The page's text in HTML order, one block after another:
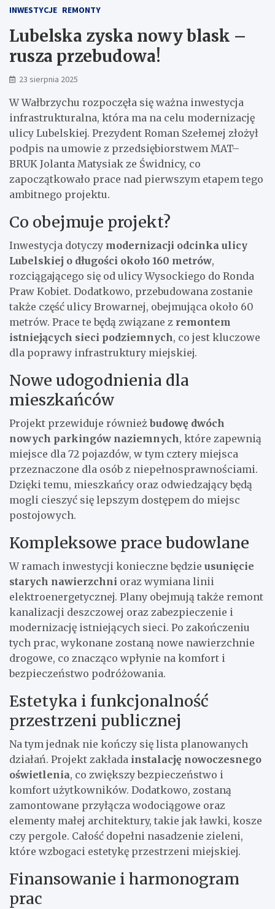
INWESTYCJE REMONTY
Lubelska zyska nowy blask –
rusza przebudowa!
23 sierpnia 2025
W Wałbrzychu rozpoczęła się ważna inwestycja
infrastrukturalna, która ma na celu modernizację
ulicy Lubelskiej. Prezydent Roman Szełemej złożył
podpis na umowie z przedsiębiorstwem MAT–
BRUK Jolanta Matysiak ze Świdnicy, co
zapoczątkowało prace nad pierwszym etapem tego
ambitnego projektu.
Co obejmuje projekt?
Inwestycja dotyczy modernizacji odcinka ulicy
Lubelskiej o długości około 160 metrów,
rozciągającego się od ulicy Wysockiego do Ronda
Praw Kobiet. Dodatkowo, przebudowana zostanie
także część ulicy Browarnej, obejmująca około 60
metrów. Prace te będą związane z remontem
istniejących sieci podziemnych, co jest kluczowe
dla poprawy infrastruktury miejskiej.
Nowe udogodnienia dla
mieszkańców
Projekt przewiduje również budowę dwóch
nowych parkingów naziemnych, które zapewnią
miejsce dla 72 pojazdów, w tym cztery miejsca
przeznaczone dla osób z niepełnosprawnościami.
Dzięki temu, mieszkańcy oraz odwiedzający będą
mogli cieszyć się lepszym dostępem do miejsc
postojowych.
Kompleksowe prace budowlane
W ramach inwestycji konieczne będzie usunięcie
starych nawierzchni oraz wymiana linii
elektroenergetycznej. Plany obejmują także remont
kanalizacji deszczowej oraz zabezpieczenie i
modernizację istniejących sieci. Po zakończeniu
tych prac, wykonane zostaną nowe nawierzchnie
drogowe, co znacząco wpłynie na komfort i
bezpieczeństwo podróżowania.
Estetyka i funkcjonalność
przestrzeni publicznej
Na tym jednak nie kończy się lista planowanych
działań. Projekt zakłada instalację nowoczesnego
oświetlenia, co zwiększy bezpieczeństwo i
komfort użytkowników. Dodatkowo, zostaną
zamontowane przyłącza wodociągowe oraz
elementy małej architektury, takie jak ławki, kosze
czy pergole. Całość dopełni nasadzenie zieleni,
które wzbogaci estetykę przestrzeni miejskiej.
Finansowanie i harmonogram
prac